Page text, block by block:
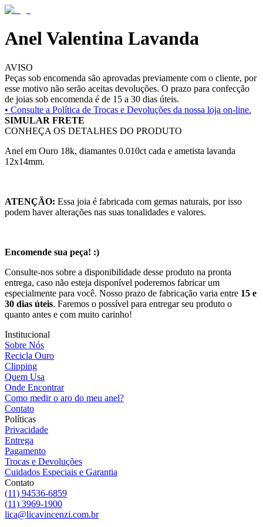
Anel Valentina Lavanda
AVISO
Peças sob encomenda são aprovadas previamente com o cliente, por
esse motivo não serão aceitas devoluções. O prazo para confecção
de joias sob encomenda é de 15 a 30 dias úteis.
• Consulte a Política de Trocas e Devoluções da nossa loja on-line.
SIMULAR FRETE
CONHEÇA OS DETALHES DO PRODUTO
Anel em Ouro 18k, diamantes 0.010ct cada e ametista lavanda
12x14mm.
ATENÇÃO: Essa joia é fabricada com gemas naturais, por isso
podem haver alterações nas suas tonalidades e valores.
Encomende sua peça! :)
Consulte-nos sobre a disponibilidade desse produto na pronta
entrega, caso não esteja disponível poderemos fabricar um
especialmente para você. Nosso prazo de fabricação varia entre 15 e
30 dias úteis. Faremos o possível para entregar seu produto o
quanto antes e com muito carinho!
Institucional
Sobre Nós
Recicla Ouro
Clipping
Quem Usa
Onde Encontrar
Como medir o aro do meu anel?
Contato
Políticas
Privacidade
Entrega
Pagamento
Trocas e Devoluções
Cuidados Especiais e Garantia
Contato
(11) 94536-6859
(11) 3969-1900
lica@licavincenzi.com.br